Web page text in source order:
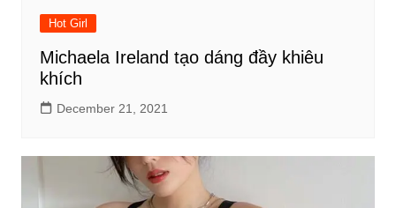
Hot Girl
Michaela Ireland tạo dáng đầy khiêu
khích
December 21, 2021